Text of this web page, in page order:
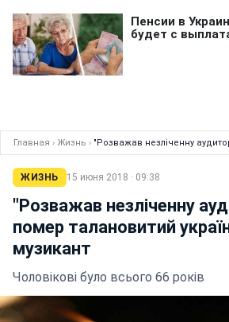
Главная › Жизнь › "Розважав незліченну
ЖИЗНЬ 15 июня 2018 · 09:38
"Розважав незліченну
помер талановитий
музикант
Чоловікові було всього 66 років